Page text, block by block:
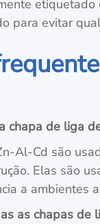
para evitar
chapa de liga
Al-Cd são
Elas são
a ambientes
as chapas de